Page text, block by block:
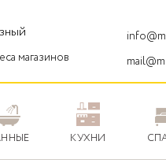
магазинов
КУХНИ